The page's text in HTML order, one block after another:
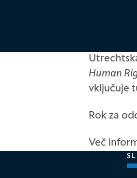
Human
vključuje
Rok za
Več